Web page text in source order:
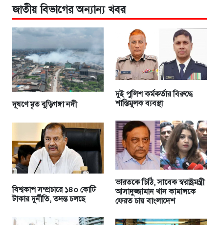
জাতীয় বিভাগের অন্যান্য খবর
দূষণে মৃত বুড়িগঙ্গা নদী
দুই পুলিশ কর্মকর্তার বিরুদ্ধে
শাস্তিমূলক ব্যবস্থা
বিশ্বকাপ সম্প্রচারে ১৪০ কোটি
টাকার দুর্নীতি, তদন্ত চলছে
ভারতকে চিঠি, সাবেক স্বরাষ্ট্রমন্ত্রী
আসাদুজ্জামান খান কামালকে
ফেরত চায় বাংলাদেশ